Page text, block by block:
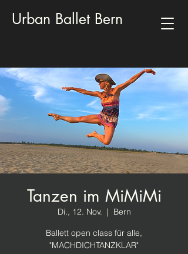
Urban Ballet Bern
Tanzen im MiMiMi
Di., 12. Nov.
  |
Bern
Ballett open class für alle,
"MACHDICHTANZKLAR"